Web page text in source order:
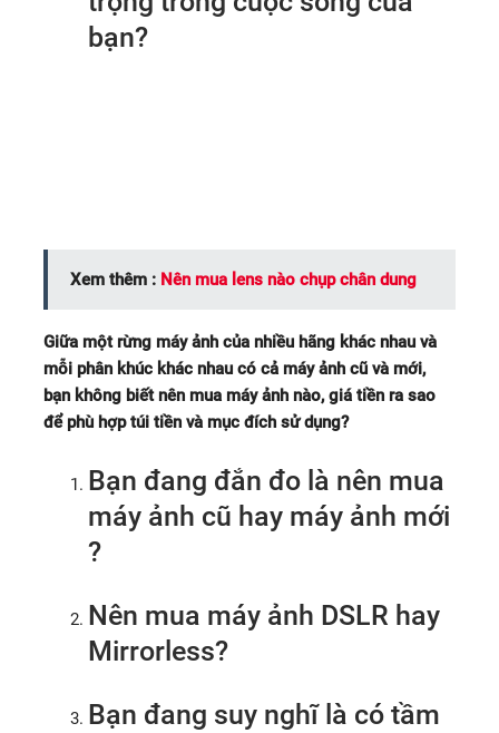
bạn?
Xem thêm : Nên mua lens nào chụp chân dung
Giữa một rừng máy ảnh của nhiều hãng khác nhau và
mỗi phân khúc khác nhau có cả máy ảnh cũ và mới,
bạn không biết nên mua máy ảnh nào, giá tiền ra sao
để phù hợp túi tiền và mục đích sử dụng?
Bạn đang đắn đo là nên mua
máy ảnh cũ hay máy ảnh mới
?
Nên mua máy ảnh DSLR hay
Mirrorless?
Bạn đang suy nghĩ là có tầm